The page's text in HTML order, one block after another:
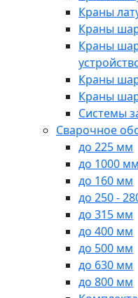
Краны
Краны
Краны
Краны
Краны
Системы
Сварочное
до 225 мм
до 1000
до 160 мм
до 250 -
до 315 мм
до 400 мм
до 500 мм
до 630 мм
до 800 мм